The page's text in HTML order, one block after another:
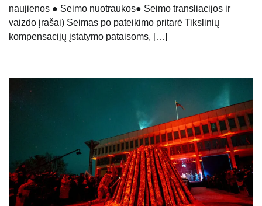
naujienos ● Seimo nuotraukos● Seimo transliacijos ir
vaizdo įrašai) Seimas po pateikimo pritarė Tikslinių
kompensacijų įstatymo pataisoms, […]